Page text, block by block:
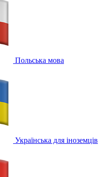
Польська мова
Українська для іноземців